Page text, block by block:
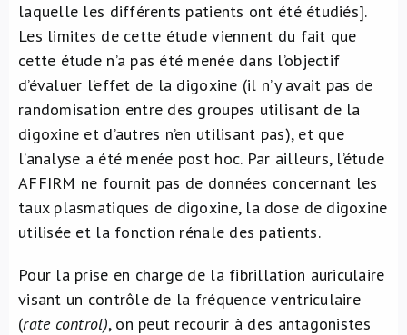
laquelle les différents patients ont été étudiés].
Les limites de cette étude viennent du fait que
cette étude n’a pas été menée dans l’objectif
d’évaluer l’effet de la digoxine (il n’y avait pas de
randomisation entre des groupes utilisant de la
digoxine et d’autres n’en utilisant pas), et que
l’analyse a été menée post hoc. Par ailleurs, l’étude
AFFIRM ne fournit pas de données concernant les
taux plasmatiques de digoxine, la dose de digoxine
utilisée et la fonction rénale des patients.
Pour la prise en charge de la fibrillation auriculaire
visant un contrôle de la fréquence ventriculaire
(rate control), on peut recourir à des antagonistes